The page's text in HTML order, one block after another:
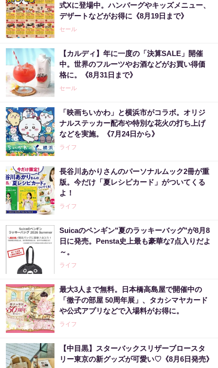
式Xに登場中。ハンバーグやキッズメニュー、
デザートなどがお得に《8月19日まで》
セール
【カルディ】年に一度の「決算SALE」開催
中。世界のフルーツやお酒などがお買い得価
格に。《8月31日まで》
セール
「映画ちいかわ」と横浜市がコラボ。オリジ
ナルステッカー配布や特別な花火の打ち上げ
などを実施。《7月24日から》
ライフ
長谷川あかりさんのパーソナルムック2冊が重
版。今だけ「夏レシピカード」がついてくる
よ！
ライフ
Suicaのペンギン"夏のラッキーバッグ"が8月8
日に発売。Pensta史上最も豪華な7点入りだよ
～。
ライフ
最大3人まで無料。日本橋高島屋で開催中の
「徹子の部屋 50周年展」、タカシマヤカード
や公式アプリなどで入場料がお得に。
ライフ
【中目黒】スターバックスリザーブロースタ
リー東京の新グッズが可愛い♡《8月6日発売》